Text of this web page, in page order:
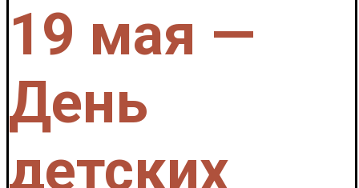
19 мая —
День
детских